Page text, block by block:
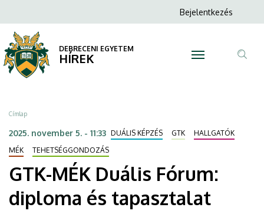
MÉK
Duális
Fórum:
diploma
és
tapasztalat
egyszerre
a
tartalomra
Anonim
menüje
Bejelentkezés
DEBRECENI EGYETEM
HÍREK
Morzsa
Címlap
2025. november 5. - 11:33 DUÁLIS KÉPZÉS GTK
HALLGATÓK
MÉK
TEHETSÉGGONDOZÁS
GTK-MÉK Duális Fórum:
diploma és tapasztalat